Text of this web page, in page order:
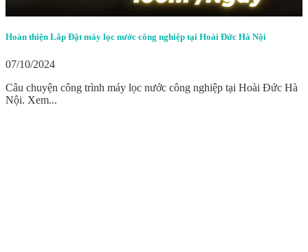
Hoàn thiện Lắp Đặt máy lọc nước công nghiệp tại Hoài Đức Hà Nội
07/10/2024
Câu chuyện công trình máy lọc nước công nghiệp tại Hoài Đức Hà
Nội. Xem...